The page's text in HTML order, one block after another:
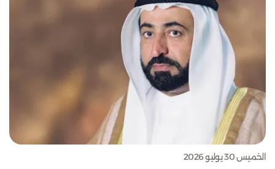
الخميس 30 يوليو 2026